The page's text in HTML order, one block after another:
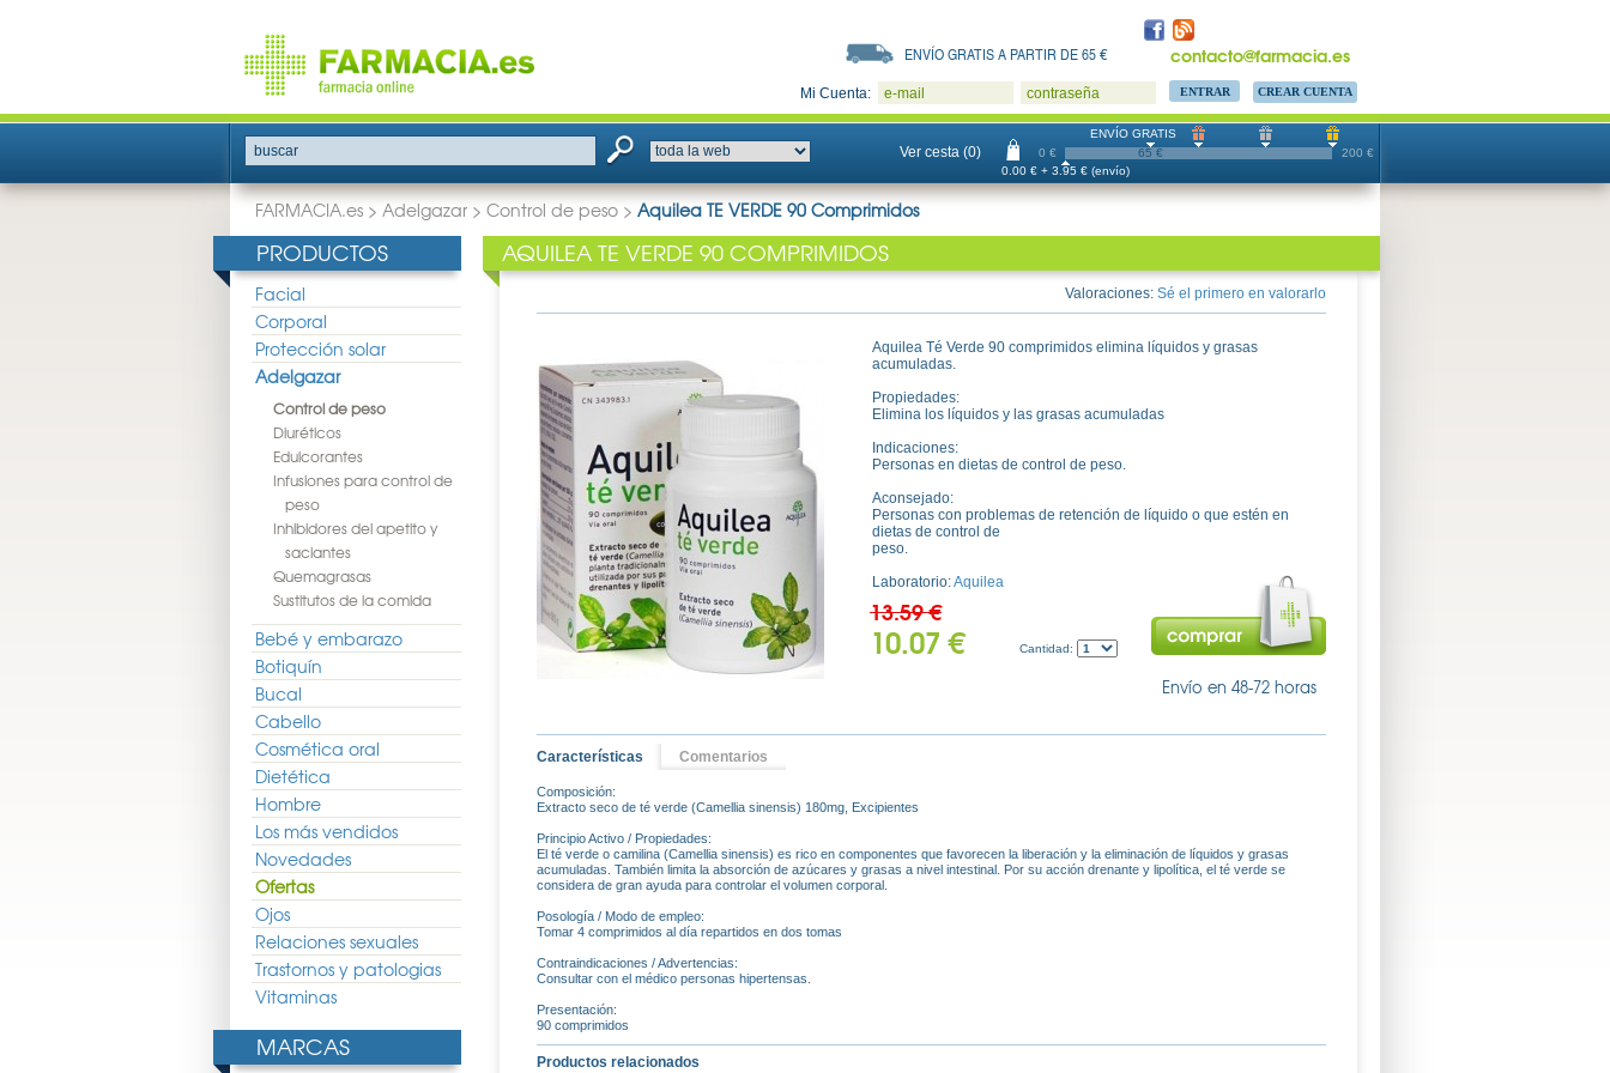
contacto@farmacia.es
ENVÍO GRATIS A PARTIR DE 65 €
Mi Cuenta: e-mail contraseña CREAR CUENTA
buscar Ver cesta (0) 0 € 200 €
ENVÍO GRATIS
65 €
0.00 € + 3.95 € (envío)
FARMACIA.es > Adelgazar > Control de peso > Aquilea TE VERDE 90 Comprimidos
PRODUCTOS
Facial
Corporal
Protección solar
Adelgazar
Control de peso
Diuréticos
Edulcorantes
Infusiones para control de
peso
Inhibidores del apetito y
saciantes
Quemagrasas
Sustitutos de la comida
Bebé y embarazo
Botiquín
Bucal
Cabello
Cosmética oral
Dietética
Hombre
Los más vendidos
Novedades
Ofertas
Ojos
Relaciones sexuales
Trastornos y patologias
Vitaminas
MARCAS
AQUILEA TE VERDE 90 COMPRIMIDOS
Valoraciones: Sé el primero en valorarlo
Aquilea Té Verde 90 comprimidos elimina líquidos y grasas
acumuladas.
Propiedades:
Elimina los líquidos y las grasas acumuladas
Indicaciones:
Personas en dietas de control de peso.
Aconsejado:
Personas con problemas de retención de líquido o que estén en
dietas de control de
peso.
Laboratorio:Aquilea
13.59 €
10.07 € Cantidad:
Envío en 48-72 horas
Características Comentarios
Composición:
Extracto seco de té verde (Camellia sinensis) 180mg, Excipientes
Principio Activo / Propiedades:
El té verde o camilina (Camellia sinensis) es rico en componentes que favorecen la liberación y la eliminación de líquidos y grasas
acumuladas. También limita la absorción de azúcares y grasas a nivel intestinal. Por su acción drenante y lipolítica, el té verde se
considera de gran ayuda para controlar el volumen corporal.
Posología / Modo de empleo:
Tomar 4 comprimidos al día repartidos en dos tomas
Contraindicaciones / Advertencias:
Consultar con el médico personas hipertensas.
Presentación:
90 comprimidos
Productos relacionados